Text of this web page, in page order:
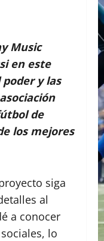
Music
en este
y las
de
los mejores
siga
al
a conocer
lo